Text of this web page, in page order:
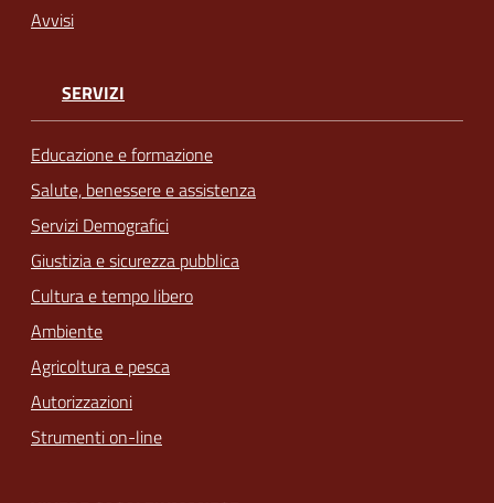
Avvisi
SERVIZI
Educazione e formazione
Salute, benessere e assistenza
Servizi Demografici
Giustizia e sicurezza pubblica
Cultura e tempo libero
Ambiente
Agricoltura e pesca
Autorizzazioni
Strumenti on-line